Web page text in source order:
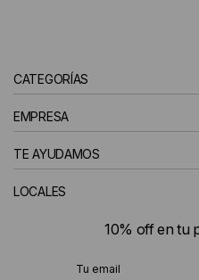
CATEGORÍAS
EMPRESA
TE AYUDAMOS
LOCALES
10% off en tu
¡Te suscribiste